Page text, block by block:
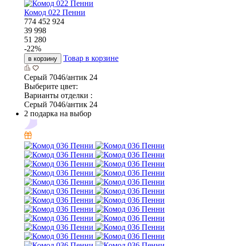
Комод 022 Пенни
774 452 924
39 998
51 280
-22%
в корзину Товар в корзине
Серый 7046/антик 24
Выберите цвет:
Варианты отделки :
Серый 7046/антик 24
2 подарка на выбор